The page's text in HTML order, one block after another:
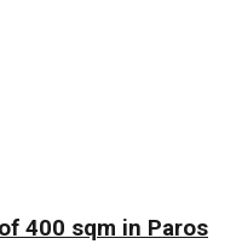
400 sqm in Paros